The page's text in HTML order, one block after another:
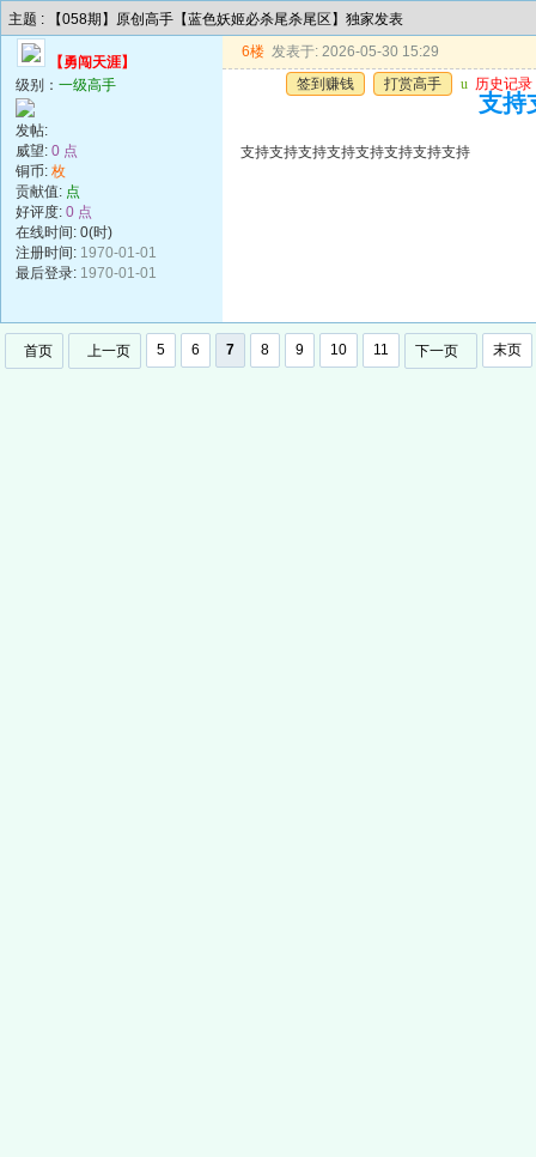
主题 : 【058期】原创高手【蓝色妖姬必杀尾杀尾区】独家发表
【勇闯天涯】
级别： 一级高手
发帖:
威望: 0 点
铜币: 枚
贡献值: 点
好评度: 0 点
在线时间: 0(时)
注册时间: 1970-01-01
最后登录: 1970-01-01
6楼 发表于: 2026-05-30 15:29
签到赚钱
打赏高手 u 历史记录
支持
支持支持支持支持支持支持支持支持
首页 上一页 5 6 7 8 9 10 11 下一页 末页